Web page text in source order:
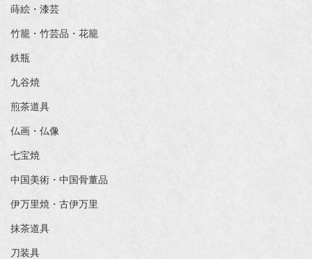
蒔絵・漆芸
竹籠・竹芸品・花籠
鉄瓶
九谷焼
煎茶道具
仏画・仏像
七宝焼
中国美術・中国骨董品
伊万里焼・古伊万里
抹茶道具
刀装具